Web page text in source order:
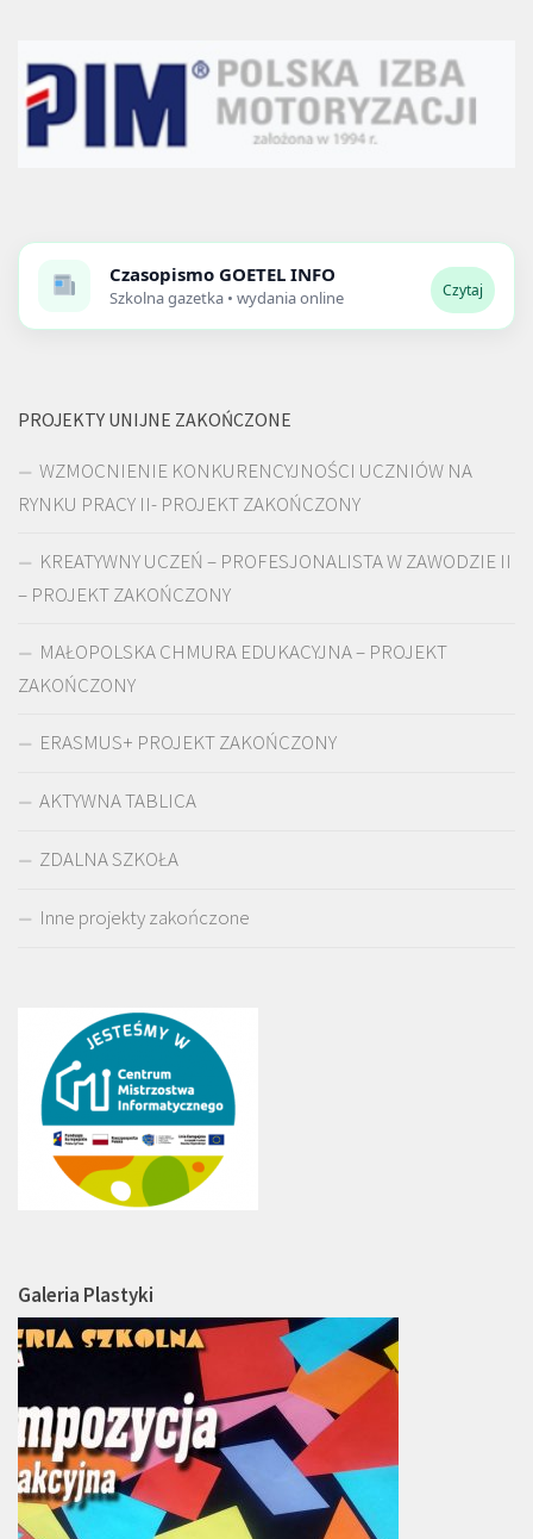
Czasopismo GOETEL INFO
Szkolna gazetka • wydania online Czytaj
PROJEKTY UNIJNE ZAKOŃCZONE
WZMOCNIENIE KONKURENCYJNOŚCI UCZNIÓW NA
RYNKU PRACY II- PROJEKT ZAKOŃCZONY
KREATYWNY UCZEŃ – PROFESJONALISTA W ZAWODZIE II
– PROJEKT ZAKOŃCZONY
MAŁOPOLSKA CHMURA EDUKACYJNA – PROJEKT
ZAKOŃCZONY
ERASMUS+ PROJEKT ZAKOŃCZONY
AKTYWNA TABLICA
ZDALNA SZKOŁA
Inne projekty zakończone
Galeria Plastyki